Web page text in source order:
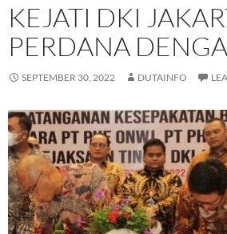
KEJATI DKI
PERDANA
SEPTEMBER 30, 2022 DUTAINFO